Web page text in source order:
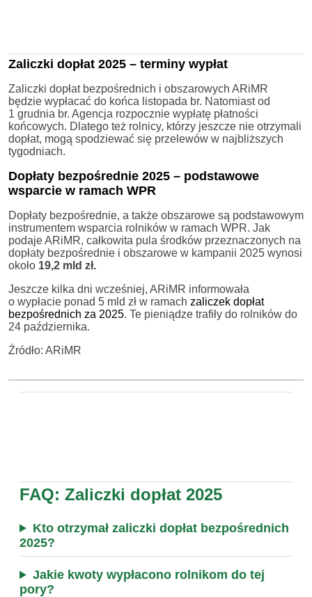
Zaliczki dopłat 2025 – terminy wypłat
Zaliczki dopłat bezpośrednich i obszarowych ARiMR
będzie wypłacać do końca listopada br. Natomiast od
1 grudnia br. Agencja rozpocznie wypłatę płatności
końcowych. Dlatego też rolnicy, którzy jeszcze nie otrzymali
dopłat, mogą spodziewać się przelewów w najbliższych
tygodniach.
Dopłaty bezpośrednie 2025 – podstawowe
wsparcie w ramach WPR
Dopłaty bezpośrednie, a także obszarowe są podstawowym
instrumentem wsparcia rolników w ramach WPR. Jak
podaje ARiMR, całkowita pula środków przeznaczonych na
dopłaty bezpośrednie i obszarowe w kampanii 2025 wynosi
około 19,2 mld zł.
Jeszcze kilka dni wcześniej, ARiMR informowała
o wypłacie ponad 5 mld zł w ramach zaliczek dopłat
bezpośrednich za 2025. Te pieniądze trafiły do rolników do
24 października.
Źródło: ARiMR
FAQ: Zaliczki dopłat 2025
Kto otrzymał zaliczki dopłat bezpośrednich
2025?
Jakie kwoty wypłacono rolnikom do tej
pory?